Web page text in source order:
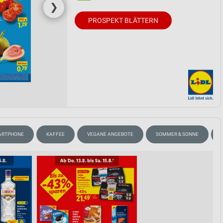
❯
PROSPEKT BLÄTTERN
KAFFEE VEGANE ANGEBOTE SOMMER & SONNE